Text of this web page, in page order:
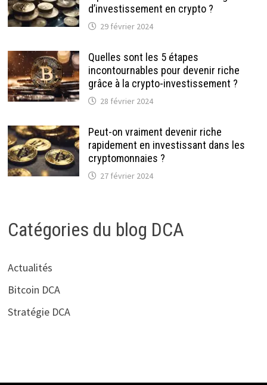
d’investissement en crypto ?
29 février 2024
Quelles sont les 5 étapes
incontournables pour devenir riche
grâce à la crypto-investissement ?
28 février 2024
Peut-on vraiment devenir riche
rapidement en investissant dans les
cryptomonnaies ?
27 février 2024
Catégories du blog DCA
Actualités
Bitcoin DCA
Stratégie DCA